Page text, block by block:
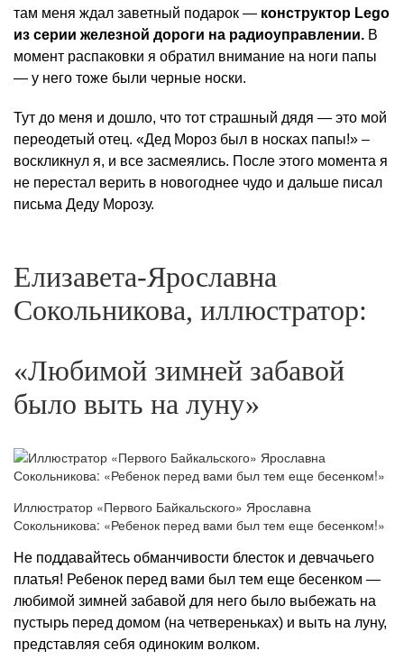
там меня ждал заветный подарок — конструктор Lego
из серии железной дороги на радиоуправлении. В
момент распаковки я обратил внимание на ноги папы
— у него тоже были черные носки.
Тут до меня и дошло, что тот страшный дядя — это мой
переодетый отец. «Дед Мороз был в носках папы!» –
воскликнул я, и все засмеялись. После этого момента я
не перестал верить в новогоднее чудо и дальше писал
письма Деду Морозу.
Елизавета-Ярославна
Сокольникова, иллюстратор:
«Любимой зимней забавой
было выть на луну»
Иллюстратор «Первого Байкальского» Ярославна
Сокольникова: «Ребенок перед вами был тем еще бесенком!»
Не поддавайтесь обманчивости блесток и девчачьего
платья! Ребенок перед вами был тем еще бесенком —
любимой зимней забавой для него было выбежать на
пустырь перед домом (на четвереньках) и выть на луну,
представляя себя одиноким волком.